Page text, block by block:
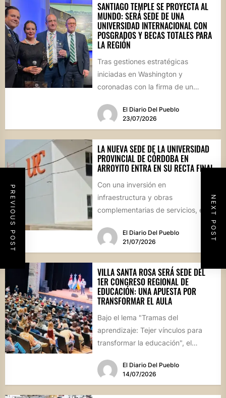
PREVIOUS POST NEXT POST
SANTIAGO TEMPLE SE PROYECTA AL
MUNDO: SERÁ SEDE DE UNA
UNIVERSIDAD INTERNACIONAL CON
POSGRADOS Y BECAS TOTALES PARA
LA REGIÓN
Tras gestiones estratégicas
iniciadas en Washington y
coronadas con la firma de un
departamento Río...
El Diario Del Pueblo
23/07/2026
LA NUEVA SEDE DE LA UNIVERSIDAD
PROVINCIAL DE CÓRDOBA EN
ARROYITO ENTRA EN SU RECTA FINAL
Con una inversión en
infraestructura y obras
complementarias de servicios, el
edificio regional se encuentra en su
etapa de culminación....
El Diario Del Pueblo
21/07/2026
VILLA SANTA ROSA SERÁ SEDE DEL
1ER CONGRESO REGIONAL DE
EDUCACIÓN: UNA APUESTA POR
TRANSFORMAR EL AULA
Bajo el lema "Tramas del
aprendizaje: Tejer vínculos para
transformar la educación", el
El Diario Del Pueblo
14/07/2026